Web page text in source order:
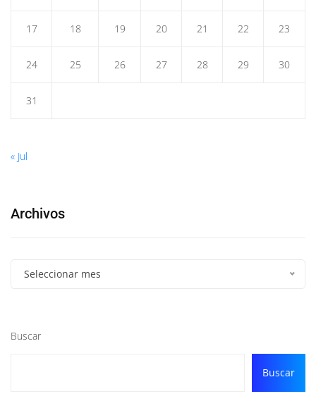
17 18 19 20 21 22 23
24 25 26 27 28 29 30
31
« Jul
Archivos
Seleccionar mes
Buscar
Buscar